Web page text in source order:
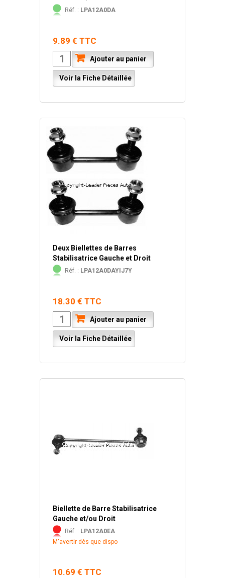
Réf. : LPA12A0DA
9.89 € TTC
Ajouter au panier
Voir la Fiche Détaillée
Deux Biellettes de Barres
Stabilisatrice Gauche et Droit
Réf. : LPA12A0DAYIJ7Y
18.30 € TTC
Ajouter au panier
Voir la Fiche Détaillée
Biellette de Barre Stabilisatrice
Gauche et/ou Droit
Réf. : LPA12A0EA
M'avertir dès que dispo
10.69 € TTC